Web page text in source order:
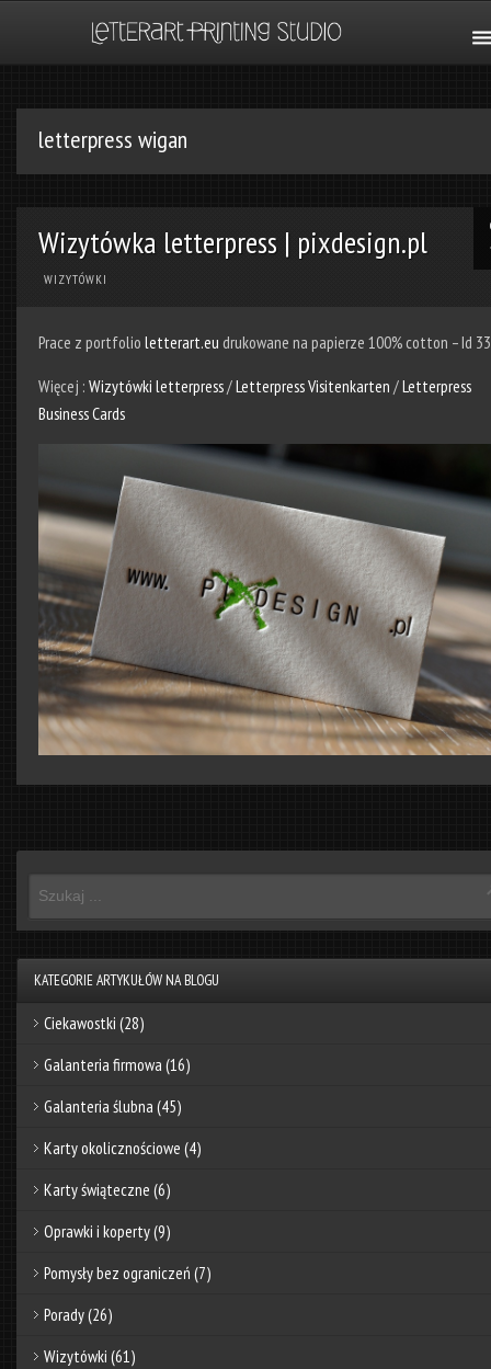
letterpress wigan
Wizytówka letterpress | pixdesign.pl
WIZYTÓWKI
Prace z portfolio letterart.eu drukowane na papierze 100% cotton – Id
Więcej : Wizytówki letterpress/Letterpress Visitenkarten /Letterpress
Business Cards
KATEGORIE ARTYKUŁÓW NA BLOGU
Ciekawostki (28)
Galanteria firmowa (16)
Galanteria ślubna (45)
Karty okolicznościowe (4)
Karty świąteczne (6)
Oprawki i koperty(9)
Pomysły bez ograniczeń (7)
Porady(26)
Wizytówki (61)